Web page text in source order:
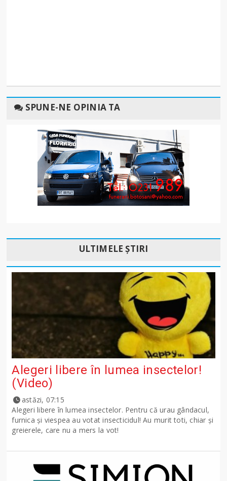
SPUNE-NE OPINIA TA
ULTIMELE ȘTIRI
Alegeri libere în lumea insectelor!
(Video)
astăzi, 07:15
Alegeri libere în lumea insectelor. Pentru că urau gândacul,
furnica și viespea au votat insecticidul! Au murit toti, chiar și
greierele, care nu a mers la vot!